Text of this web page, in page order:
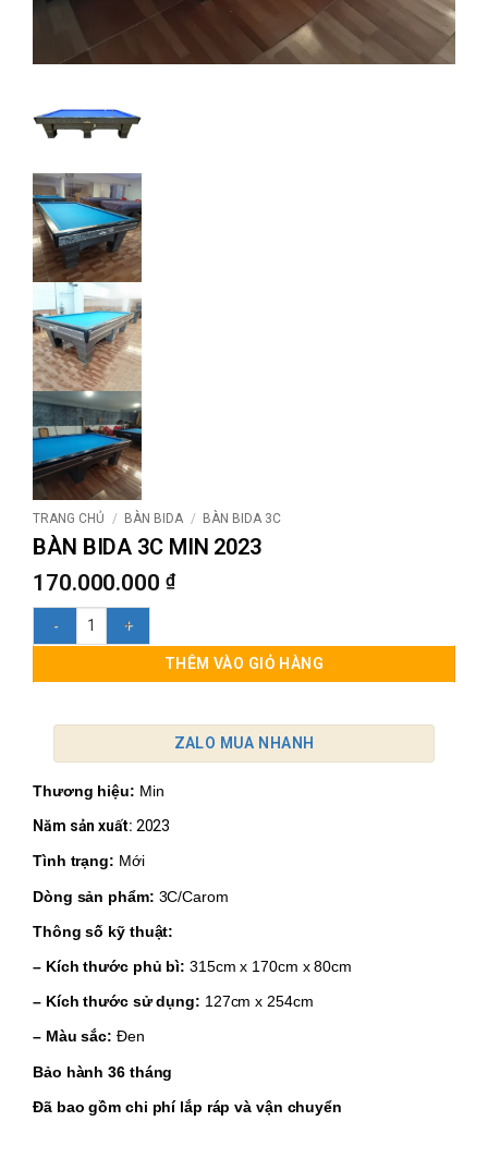
TRANG CHỦ / BÀN BIDA / BÀN BIDA 3C
BÀN BIDA 3C MIN 2023
170.000.000 ₫
THÊM VÀO GIỎ HÀNG
ZALO MUA NHANH
Thương hiệu: Min
Năm sản xuất: 2023
Tình trạng: Mới
Dòng sản phẩm: 3C/Carom
Thông số kỹ thuật:
– Kích thước phủ bì: 315cm x 170cm x 80cm
– Kích thước sử dụng: 127cm x 254cm
– Màu sắc: Đen
Bảo hành 36 tháng
Đã bao gồm chi phí lắp ráp và vận chuyển